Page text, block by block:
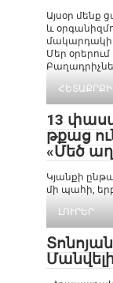
Այսօր մենք
և
մակարդակի
Մեր
13
թքաց
«Մեծ
Կյանքի
մի պահի,
ԼՈՒՐԵՐ